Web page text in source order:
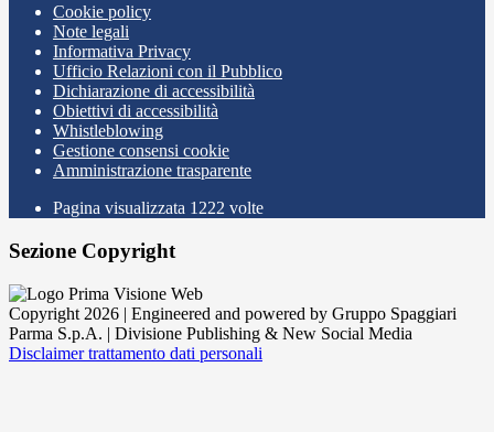
Cookie policy
Note legali
Informativa Privacy
Ufficio Relazioni con il Pubblico
Dichiarazione di accessibilità
Obiettivi di accessibilità
Whistleblowing
Gestione consensi cookie
Amministrazione trasparente
Pagina visualizzata 1222 volte
Sezione Copyright
Copyright 2026 | Engineered and powered by Gruppo Spaggiari
Parma S.p.A. | Divisione Publishing & New Social Media
Disclaimer trattamento dati personali